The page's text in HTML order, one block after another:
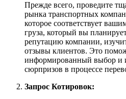
Прежде всего, проведите
рынка транспортных
которое соответствует
груза, который вы
репутацию компании,
отзывы клиентов. Это
информированный выбор и
сюрпризов в процессе
Запрос Котировок: